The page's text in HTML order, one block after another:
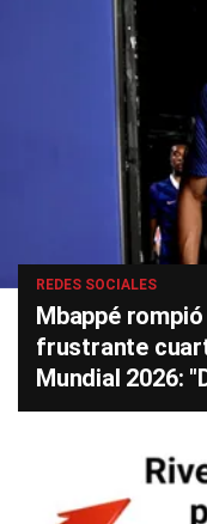
REDES SOCIALES
Mbappé
frustrante
Mundial 2026: